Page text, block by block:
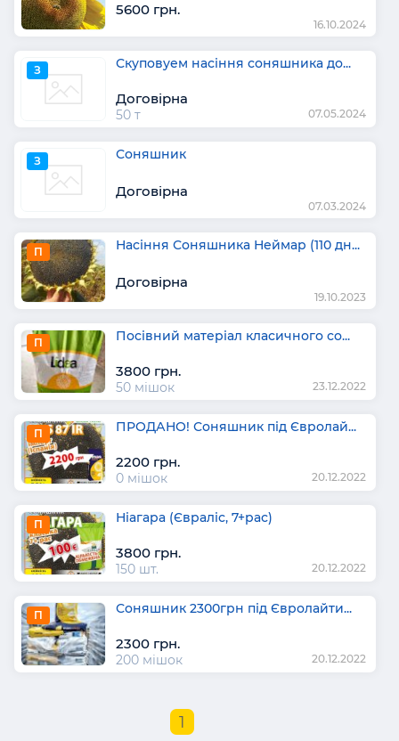
5600 грн.
16.10.2024
З Скуповуем насіння соняшника до...
Договірна
50 т 07.05.2024
З Соняшник
Договірна
07.03.2024
П Насіння Соняшника Неймар (110 дн...
Договірна
19.10.2023
П Посівний матеріал класичного со...
3800 грн.
50 мішок 23.12.2022
П ПРОДАНО! Соняшник під Євролай...
2200 грн.
0 мішок 20.12.2022
П Ніагара (Євраліс, 7+рас)
3800 грн.
150 шт. 20.12.2022
П Соняшник 2300грн під Євролайти...
2300 грн.
200 мішок 20.12.2022
1